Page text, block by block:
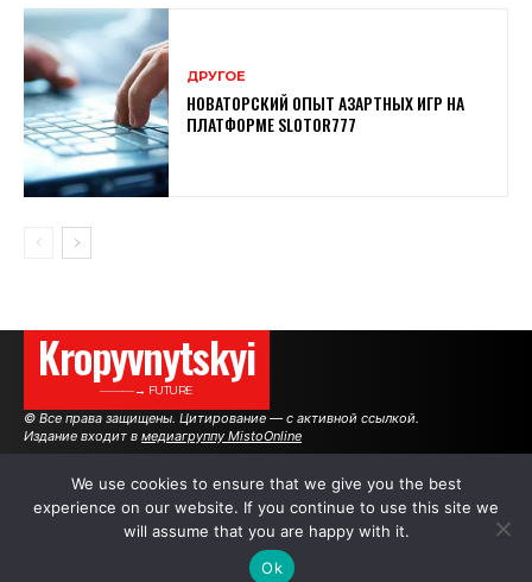
ДРУГОЕ
НОВАТОРСКИЙ ОПЫТ АЗАРТНЫХ ИГР НА
ПЛАТФОРМЕ SLOTOR777
Kropyvnytskyi
———→ FUTURE
© Все права защищены. Цитирование — с активной ссылкой.
Издание входит в медиагруппу MistoOnline
АВТОРЫ РЕКЛАМА НА САЙТЕ
We use cookies to ensure that we give you the best
experience on our website. If you continue to use this site we
will assume that you are happy with it.
Ok